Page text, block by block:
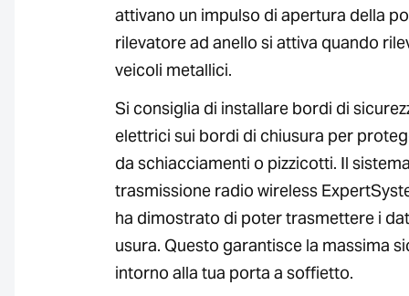
attivano un impulso di apertura della
rilevatore ad anello si attiva quando
veicoli metallici.
Si consiglia di installare bordi di
elettrici sui bordi di chiusura per
da schiacciamenti o pizzicotti. Il
trasmissione radio wireless
ha dimostrato di poter trasmettere i
usura. Questo garantisce la massima
intorno alla tua porta a soffietto.